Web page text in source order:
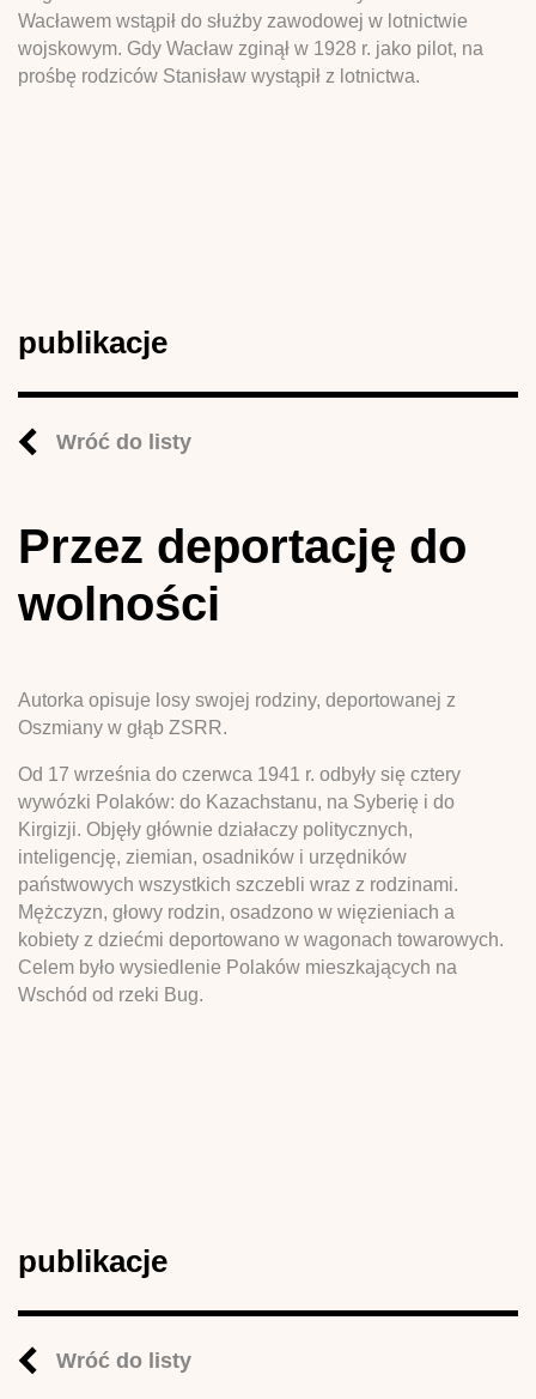
Wacławem wstąpił do służby zawodowej w lotnictwie
wojskowym. Gdy Wacław zginął w 1928 r. jako pilot, na
prośbę rodziców Stanisław wystąpił z lotnictwa.
publikacje
Wróć do listy
Przez deportację do
wolności
Autorka opisuje losy swojej rodziny, deportowanej z
Oszmiany w głąb ZSRR.
Od 17 września do czerwca 1941 r. odbyły się cztery
wywózki Polaków: do Kazachstanu, na Syberię i do
Kirgizji. Objęły głównie działaczy politycznych,
inteligencję, ziemian, osadników i urzędników
państwowych wszystkich szczebli wraz z rodzinami.
Mężczyzn, głowy rodzin, osadzono w więzieniach a
kobiety z dziećmi deportowano w wagonach towarowych.
Celem było wysiedlenie Polaków mieszkających na
Wschód od rzeki Bug.
publikacje
Wróć do listy